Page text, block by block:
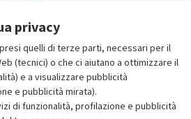
al carrello
IMPERDIBILI
al corrispondente prodotto nuovo.
privacy
quelli di terze parti, necessari per il
(tecnici) o che ci aiutano a ottimizzare il
e a visualizzare pubblicità
e pubblicità mirata).
di funzionalità, profilazione e pubblicità